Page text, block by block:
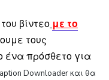
βίντεο με το
τους
ένα πρόσθετο για
Downloader και θα